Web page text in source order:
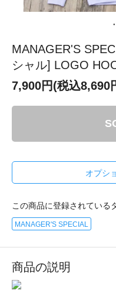
MANAGER'S
シャル] LOGO
7,900円(税込8,690
オプシ
この商品に登録されている
MANAGER'S SPECIAL
商品の説明